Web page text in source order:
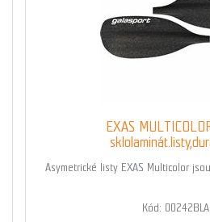
EXAS
Asymetrické listy EXAS Multicolor
Kód: